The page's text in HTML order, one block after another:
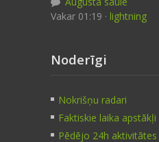
Vakar 01:19 · lightning
Noderīgi
Nokrišņu radari
Faktiskie laika apstākļi
Pēdējo 24h aktivitātes